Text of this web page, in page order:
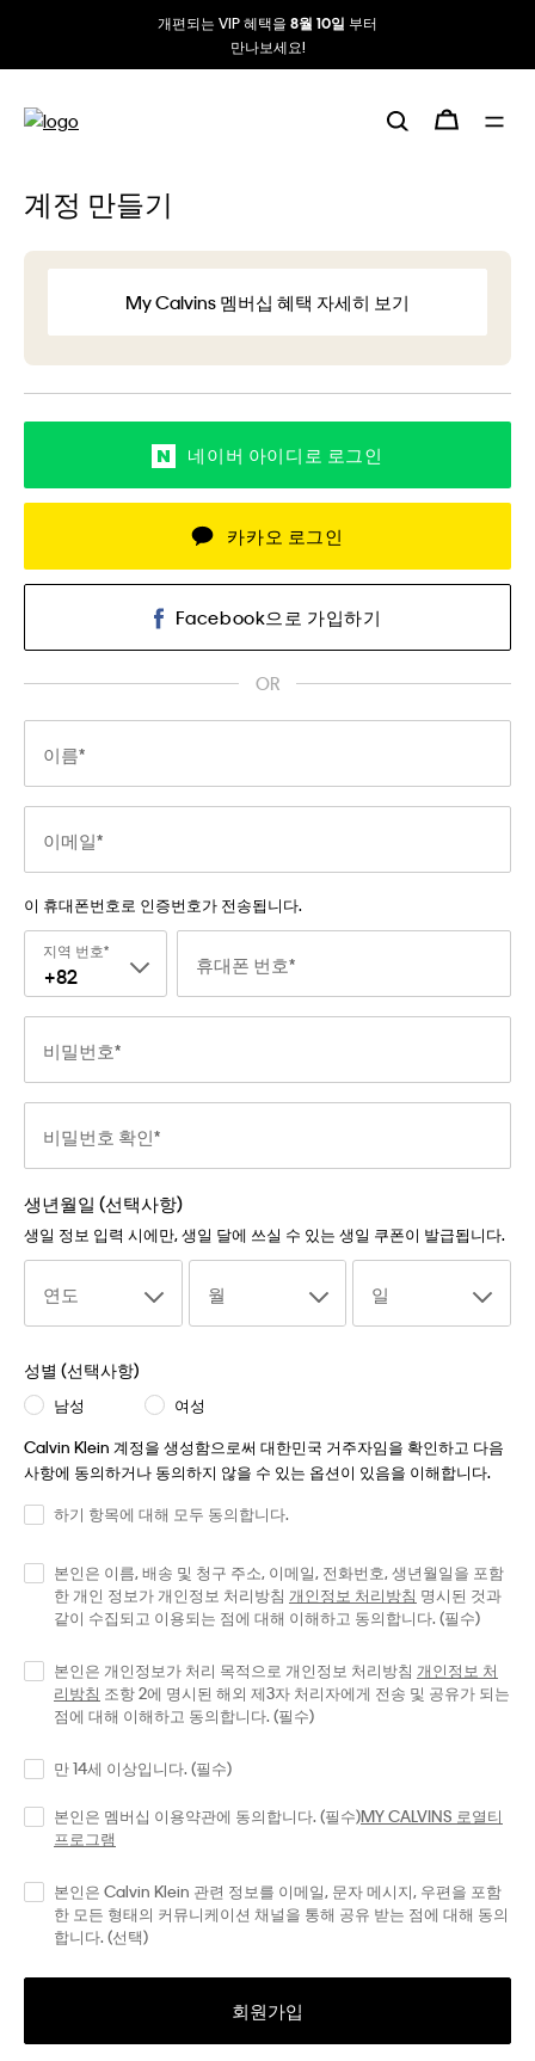
개편되는 VIP 혜택을 8월 10일 부터
만나보세요!
계정 만들기
My Calvins 멤버십 혜택 자세히 보기
네이버 아이디로 로그인
카카오 로그인
Facebook으로 가입하기
OR
이름
이메일
이 휴대폰번호로 인증번호가 전송됩니다.
지역 번호
+82 휴대폰 번호
비밀번호
비밀번호 확인
생년월일 (선택사항)
생일 정보 입력 시에만, 생일 달에 쓰실 수 있는 생일 쿠폰이 발급됩니다.
연도 월 일
성별 (선택사항)
남성 여성
Calvin Klein 계정을 생성함으로써 대한민국 거주자임을 확인하고 다음
사항에 동의하거나 동의하지 않을 수 있는 옵션이 있음을 이해합니다.
하기 항목에 대해 모두 동의합니다.
본인은 이름, 배송 및 청구 주소, 이메일, 전화번호, 생년월일을 포함
한 개인 정보가 개인정보 처리방침 개인정보 처리방침 명시된 것과
같이 수집되고 이용되는 점에 대해 이해하고 동의합니다. (필수)
본인은 개인정보가 처리 목적으로 개인정보 처리방침 개인정보 처
리방침 조항 2에 명시된 해외 제3자 처리자에게 전송 및 공유가 되는
점에 대해 이해하고 동의합니다. (필수)
만 14세 이상입니다. (필수)
본인은 멤버십 이용약관에 동의합니다. (필수)MY CALVINS 로열티
프로그램
본인은 Calvin Klein 관련 정보를 이메일, 문자 메시지, 우편을 포함
한 모든 형태의 커뮤니케이션 채널을 통해 공유 받는 점에 대해 동의
합니다. (선택)
회원가입